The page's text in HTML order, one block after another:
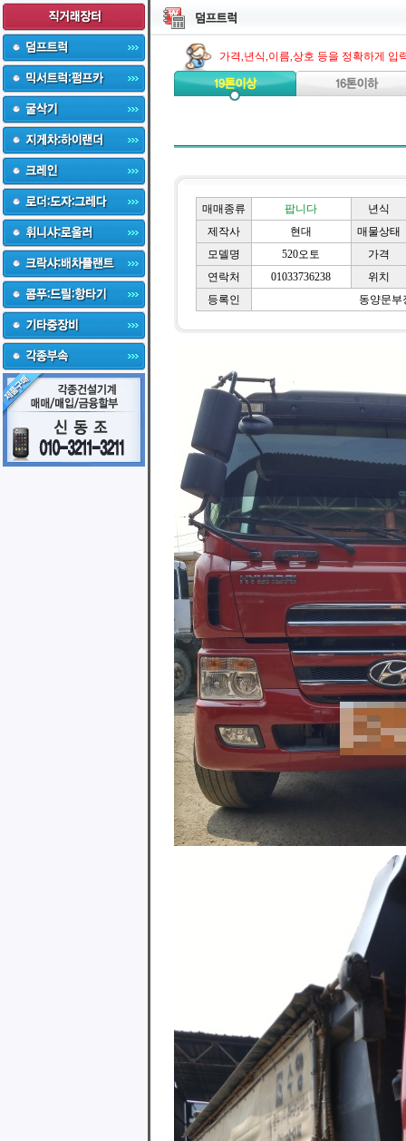
가격,년식,이름,상호 등을 정확하게 입
매매종류 팝니다
년식
제작사
현대
매물상태
모델명
520오토
가격
연락처
01033736238
위치
등록인
동양문부